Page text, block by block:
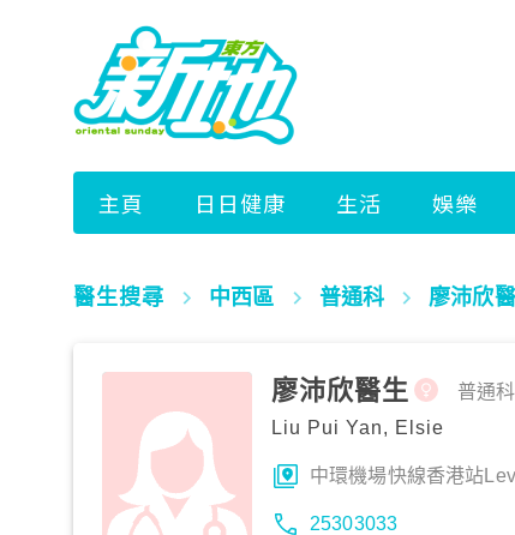
醫生搜尋 中西區 普通科 廖沛欣
廖沛欣醫生
Liu Pui Yan, Elsie
普通科
中環機場快線香港站
25303033